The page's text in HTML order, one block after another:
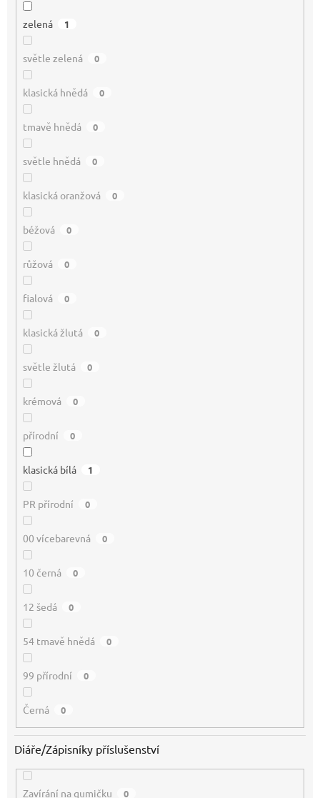
zelená 1
světle zelená 0
klasická hnědá 0
tmavě hnědá 0
světle hnědá 0
klasická oranžová 0
béžová 0
růžová 0
fialová 0
klasická žlutá 0
světle žlutá 0
krémová 0
přírodní 0
klasická bílá 1
PR přírodní 0
00 vícebarevná 0
10 černá 0
12 šedá 0
54 tmavě hnědá 0
99 přírodní 0
Černá 0
Diáře/Zápisníky příslušenství
Zavírání na gumičku 0